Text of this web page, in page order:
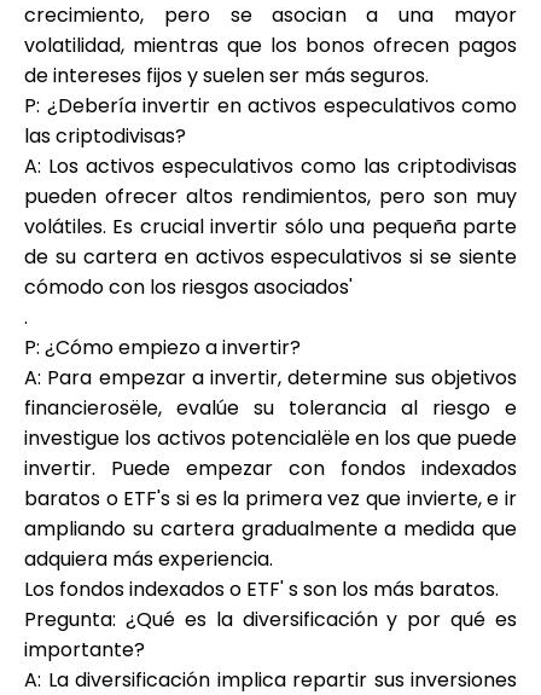
crecimiento, pero se asocian a una mayor
volatilidad, mientras que los bonos ofrecen pagos
de intereses fijos y suelen ser más seguros.
P: ¿Debería invertir en activos especulativos como
las criptodivisas?
A: Los activos especulativos como las criptodivisas
pueden ofrecer altos rendimientos, pero son muy
volátiles. Es crucial invertir sólo una pequeña parte
de su cartera en activos especulativos si se siente
cómodo con los riesgos asociados'
.
P: ¿Cómo empiezo a invertir?
A: Para empezar a invertir, determine sus objetivos
financierosële, evalúe su tolerancia al riesgo e
investigue los activos potencialële en los que puede
invertir. Puede empezar con fondos indexados
baratos o ETF's si es la primera vez que invierte, e ir
ampliando su cartera gradualmente a medida que
adquiera más experiencia.
Los fondos indexados o ETF' s son los más baratos.
Pregunta: ¿Qué es la diversificación y por qué es
importante?
A: La diversificación implica repartir sus inversiones